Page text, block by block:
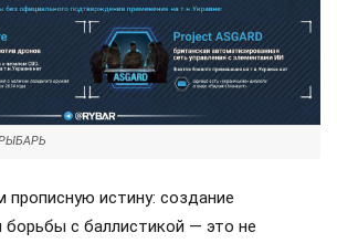
РЫБАРЬ
истину: создание
борьбы с баллистикой — это не